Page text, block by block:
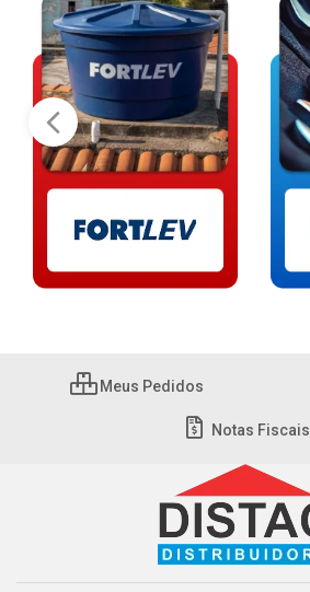
Meus Pedidos
Notas Fiscais